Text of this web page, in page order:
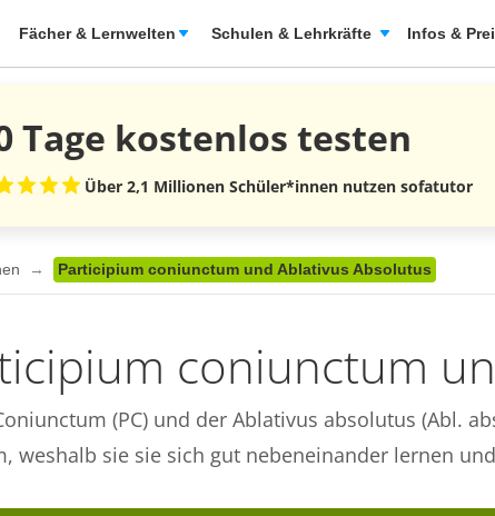
Fächer & Lernwelten Schulen & Lehrkräfte Infos &
Tage kostenlos testen
Über 2,1 Millionen Schüler*innen nutzen sofatutor
Participium coniunctum und Ablativus Absolutus
coniunctum
(PC) und der Ablativus absolutus (Abl.
weshalb sie sie sich gut nebeneinander lernen